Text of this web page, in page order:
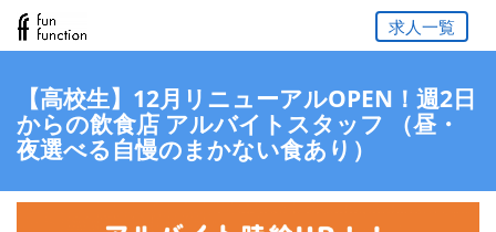
求人一覧
【高校生】12月リニューアルOPEN！週2日
からの飲食店 アルバイトスタッフ （昼・
夜選べる自慢のまかない食あり）